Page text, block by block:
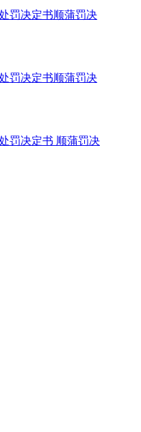
罚决定书顺蒲罚决
罚决定书顺蒲罚决
罚决定书 顺蒲罚决